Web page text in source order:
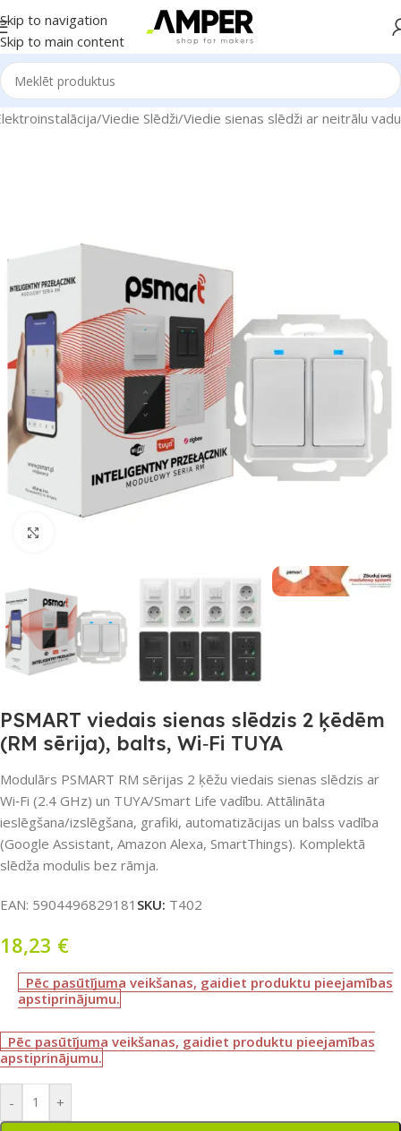
Skip to navigation
Skip to main content
/Viedie Slēdži/Viedie sienas slēdži ar neitrālu vadu
PSMART viedais sienas slēdzis 2 ķēdēm
(RM sērija), balts, Wi‑Fi TUYA
Modulārs PSMART RM sērijas 2 ķēžu viedais sienas slēdzis ar
Wi‑Fi (2.4 GHz) un TUYA/Smart Life vadību. Attālināta
ieslēgšana/izslēgšana, grafiki, automatizācijas un balss vadība
(Google Assistant, Amazon Alexa, SmartThings). Komplektā
slēdža modulis bez rāmja.
EAN: 5904496829181 SKU: T402
18,23 €
Pēc pasūtījuma veikšanas, gaidiet produktu pieejamības
apstiprinājumu.
Pēc pasūtījuma veikšanas, gaidiet produktu pieejamības
apstiprinājumu.
- +